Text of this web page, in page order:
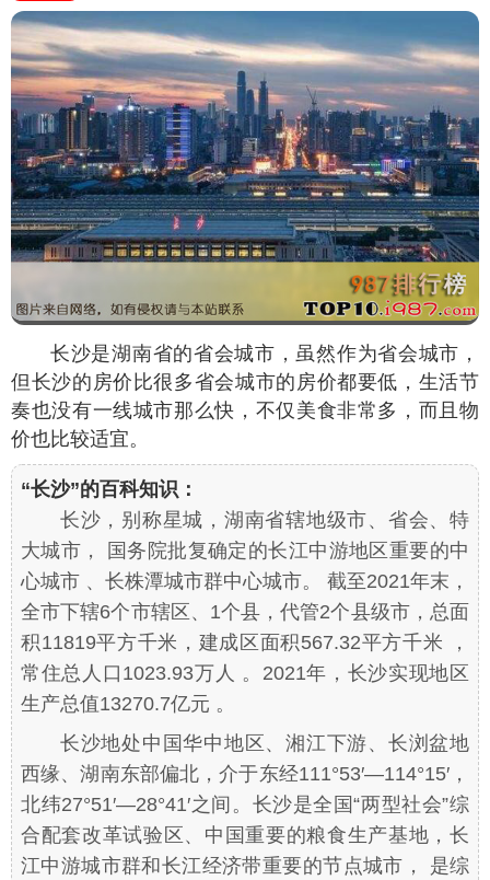
长沙是湖南省的省会城市，虽然作为省会城市，
但长沙的房价比很多省会城市的房价都要低，生活节
奏也没有一线城市那么快，不仅美食非常多，而且物
价也比较适宜。
“长沙”的百科知识：
长沙，别称星城，湖南省辖地级市、省会、特
大城市， 国务院批复确定的长江中游地区重要的中
心城市 、长株潭城市群中心城市。 截至2021年末，
全市下辖6个市辖区、1个县，代管2个县级市，总面
积11819平方千米，建成区面积567.32平方千米 ，
常住总人口1023.93万人 。2021年，长沙实现地区
生产总值13270.7亿元 。
长沙地处中国华中地区、湘江下游、长浏盆地
西缘、湖南东部偏北，介于东经111°53′—114°15′，
北纬27°51′—28°41′之间。长沙是全国“两型社会”综
合配套改革试验区、中国重要的粮食生产基地，长
江中游城市群和长江经济带重要的节点城市， 是综